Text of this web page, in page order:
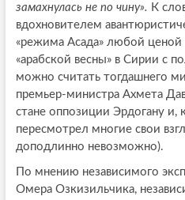
замахнулась не по чину». К
вдохновителем
«режима Асада» любой ценой
«арабской весны» в Сирии с
можно считать тогдашнего
премьер-министра Ахмета
стане оппозиции Эрдогану и,
пересмотрел многие свои
доподлинно невозможно).
По мнению независимого
Омера Озкизильчика,